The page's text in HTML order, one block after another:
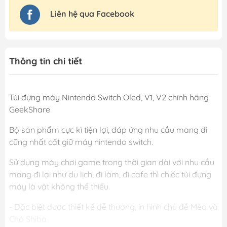
Liên hệ qua Facebook
Thông tin chi tiết
Túi đựng máy Nintendo Switch Oled, V1, V2 chính hãng
GeekShare
Bộ sản phẩm cực kì tiện lợi, đáp ứng nhu cầu mang đi
cũng nhất cất giữ máy nintendo switch.
Sử dụng máy chơi game trong thời gian dài với nhu cầu
mang đi lại như du lịch, đi làm, đi cafe thì chiếc túi đựng
máy là vật không thể thiếu.
- Đặc biệt được thiết kế dễ thương, in hình chủ đề Mèo và